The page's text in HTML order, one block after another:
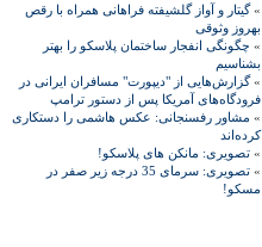
»گیتار و آواز گلشیفته فراهانی همراه با رقص
بهروز وثوقی
» چگونگی انفجار ساختمان پلاسکو را بهتر
بشناسیم
»گزارش‌هایی از "دیپورت" مسافران ایرانی در
فرودگاه‌های آمریکا پس از دستور ترامپ
» مشاور رفسنجانی: عکس هاشمی را دستکاری
کرده‌اند
» تصویری: مانکن های پلاسکو!
»
تصویری: سرمای 35 درجه زیر صفر در
مسکو!